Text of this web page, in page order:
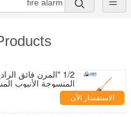
1/2 "المرن فائق
المنسوجة الأنبوب
الاستفسار الآن